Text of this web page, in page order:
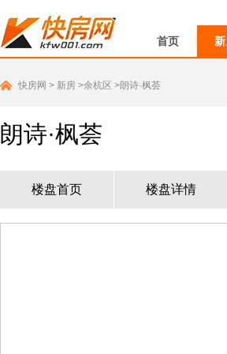
首页
快房网 > 新房 >余杭区 >朗诗·枫荟
朗诗·枫荟
楼盘首页 楼盘详情